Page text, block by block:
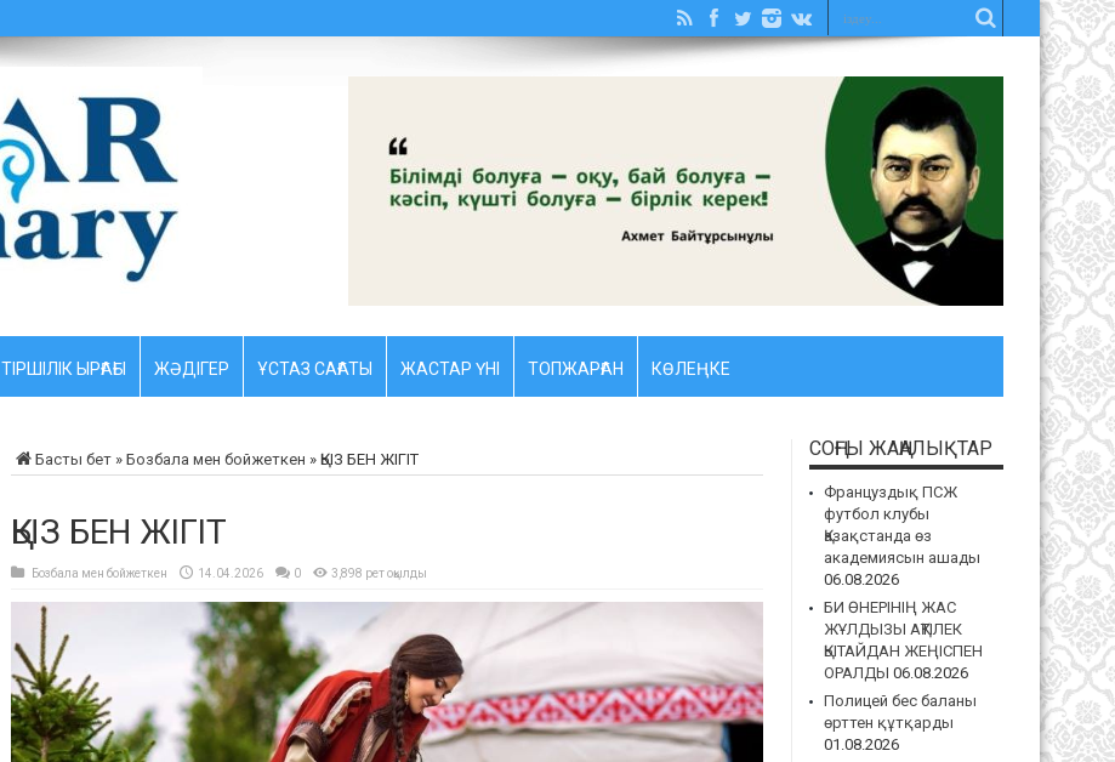
ТІРШІЛІК ЫРҒАҒЫ ЖӘДІГЕР ҰСТАЗ CАҒАТЫ ЖАСТАР ҮНІ ТОПЖАРҒАН КӨЛЕҢКЕ
Басты бет » Бозбала мен бойжеткен » ҚЫЗ БЕН ЖІГІТ
ҚЫЗ БЕН ЖІГІТ
Бозбала мен бойжеткен 14.04.2026 0 3,898 рет оқылды
СОҢҒЫ ЖАҢАЛЫҚТАР
Француздық ПСЖ
футбол клубы
Қазақстанда өз
академиясын ашады
06.08.2026
БИ ӨНЕРІНІҢ ЖАС
ЖҰЛДЫЗЫ АҚТІЛЕК
ҚЫТАЙДАН ЖЕҢІСПЕН
ОРАЛДЫ 06.08.2026
Полицей бес баланы
өрттен құтқарды
01.08.2026